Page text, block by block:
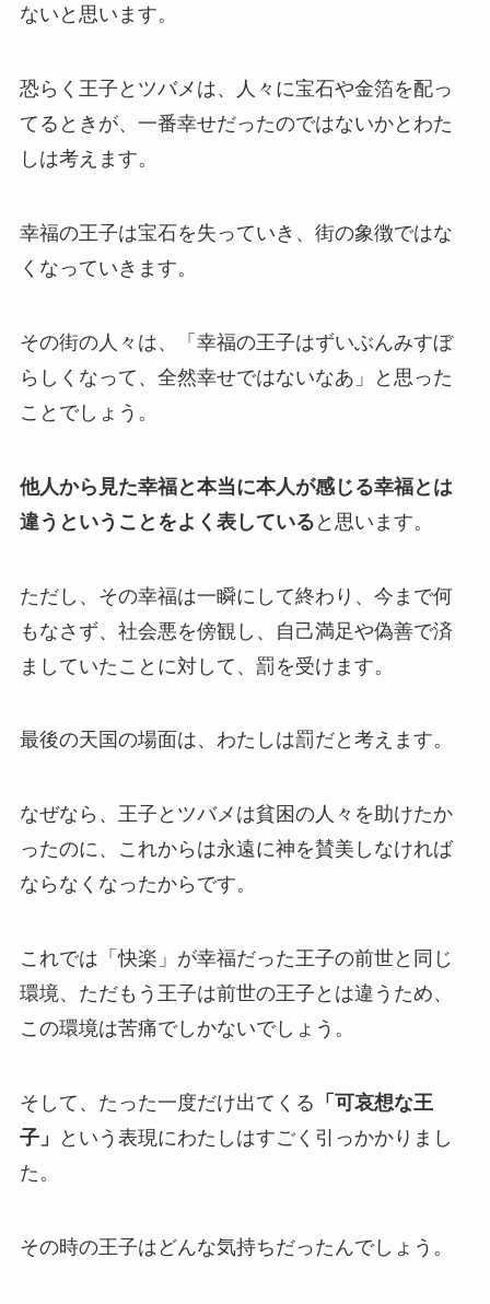
ないと思います。
恐らく王子とツバメは、人々に宝石や金箔を配っ
てるときが、一番幸せだったのではないかとわた
しは考えます。
幸福の王子は宝石を失っていき、街の象徴ではな
くなっていきます。
その街の人々は、「幸福の王子はずいぶんみすぼ
らしくなって、全然幸せではないなあ」と思った
ことでしょう。
他人から見た幸福と本当に本人が感じる幸福とは
違うということをよく表している と思います。
ただし、その幸福は一瞬にして終わり、今まで何
もなさず、社会悪を傍観し、自己満足や偽善で済
ましていたことに対して、罰を受けます。
最後の天国の場面は、わたしは罰だと考えます。
なぜなら、王子とツバメは貧困の人々を助けたか
ったのに、これからは永遠に神を賛美しなければ
ならなくなったからです。
これでは「快楽」が幸福だった王子の前世と同じ
環境、ただもう王子は前世の王子とは違うため、
この環境は苦痛でしかないでしょう。
そして、たった一度だけ出てくる 「可哀想な王
子」
という表現にわたしはすごく引っかかりまし
た。
その時の王子はどんな気持ちだったんでしょう。